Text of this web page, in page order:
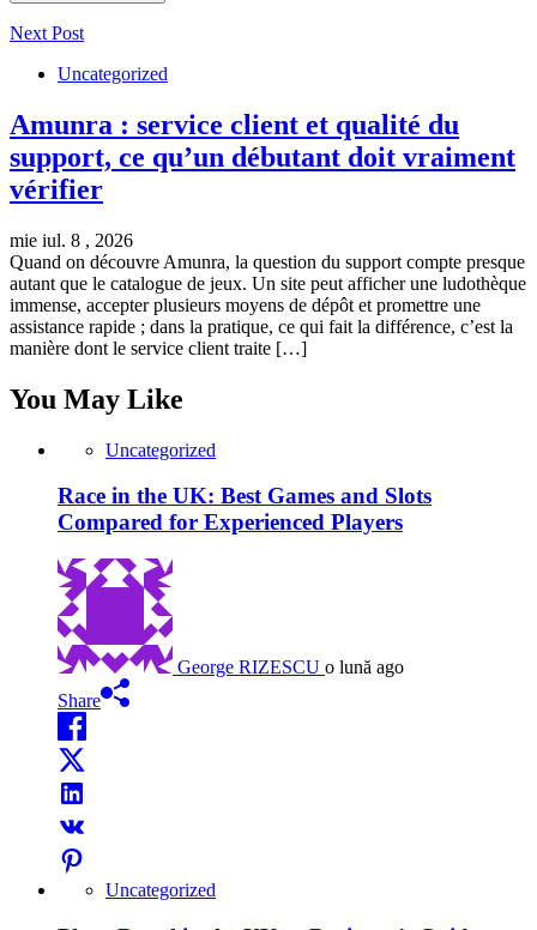
Next Post
Uncategorized
Amunra : service client et qualité du
support, ce qu’un débutant doit vraiment
vérifier
mie iul. 8 , 2026
Quand on découvre Amunra, la question du support compte presque
autant que le catalogue de jeux. Un site peut afficher une ludothèque
immense, accepter plusieurs moyens de dépôt et promettre une
assistance rapide ; dans la pratique, ce qui fait la différence, c’est la
manière dont le service client traite […]
You May Like
Uncategorized
Race in the UK: Best Games and Slots
Compared for Experienced Players
George RIZESCU o lună ago
Share
Uncategorized